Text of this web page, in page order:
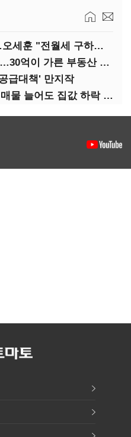
세제개편에 ‘불안·불만’…오세훈 "전월세 구하기 더 힘들어질 것"
강남 관망·한강벨트 술렁…30억이 가른 부동산 민심
급대책' 만지작
(부동산 세제 개편)"절세 매물 늘어도 집값 하락 제한적"…전세난·양극화 심화 우려